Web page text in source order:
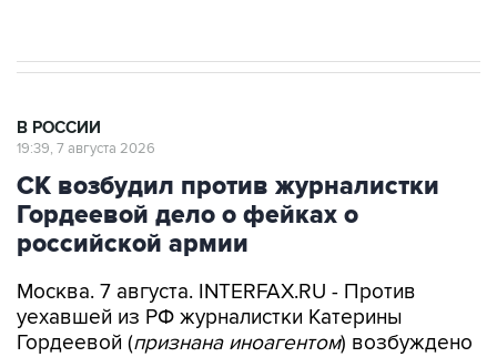
В РОССИИ
19:39, 7 августа 2026
СК возбудил против журналистки
Гордеевой дело о фейках о
российской армии
Москва. 7 августа. INTERFAX.RU - Против
уехавшей из РФ журналистки Катерины
Гордеевой (признана иноагентом) возбуждено